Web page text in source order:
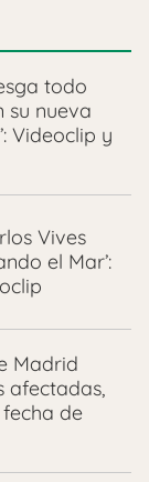
todo
su nueva
Videoclip y
Vives
el Mar’:
Madrid
afectadas,
de